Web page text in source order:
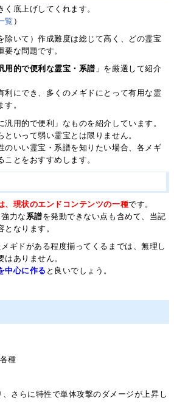
底上げしてくれます。
覧 ）
除いて）作成難度は総じて高く、どの霊宝
な問題です。
用的で便利な霊宝・系譜 」を厳選して紹介
利にでき、多くのメギドにとって有用な霊
。
用的で便利」なものを紹介しています。
いって弱い霊宝とは限りません。
のいい霊宝・系譜を知りたい場合、各メギ
ことをおすすめします。
、現状のエンドコンテンツの一種です。
力な系譜を発動できない点も含めて、当記
なります。
ギドがある程度揃ってくるまでは、無理し
ありません。
中心に作る と良いでしょう。
種
さらに特性で単体攻撃のダメージが上昇し